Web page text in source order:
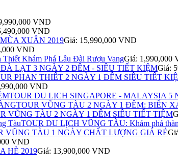
VND
VND
XUÂN 2019Giá: 15,990,000 VND
VND
Thiết Khám Phá Lâu Đài Rượu VangGiá: 1,990,000
LẠT 3 NGÀY 2 ĐÊM - SIÊU TIẾT KIỆMGiá:
PHAN THIẾT 2 NGÀY 1 ĐÊM SIÊU TIẾT
VND
TOUR DU LỊCH SINGAPORE - MALAYSIA 5
TOUR VŨNG TÀU 2 NGÀY 1 ĐÊM: BIỂN
VŨNG TÀU 2 NGÀY 1 ĐÊM SIÊU TIẾT TIỆM
TOUR DU LỊCH VŨNG TÀU: Khám phá
VŨNG TÀU 1 NGÀY CHẤT LƯỢNG GIÁ RẺ
VND
HÈ 2019Giá: 13,900,000 VND